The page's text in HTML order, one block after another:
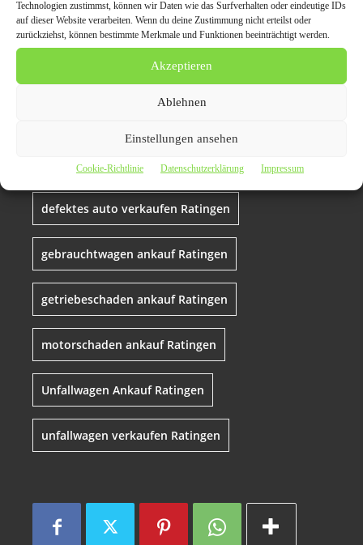
Technologien zustimmst, können wir Daten wie das Surfverhalten oder eindeutige IDs
auf dieser Website verarbeiten. Wenn du deine Zustimmung nicht erteilst oder
zurückziehst, können bestimmte Merkmale und Funktionen beeinträchtigt werden.
Akzeptieren
Ablehnen
Einstellungen ansehen
Cookie-Richtlinie Datenschutzerklärung Impressum
Pkw schnell und sicher
verkaufen Ratingen
auto verkaufen Ratingen Autoankauf Ratingen
defektes auto verkaufen Ratingen
gebrauchtwagen ankauf Ratingen
getriebeschaden ankauf Ratingen
motorschaden ankauf Ratingen
Unfallwagen Ankauf Ratingen
unfallwagen verkaufen Ratingen